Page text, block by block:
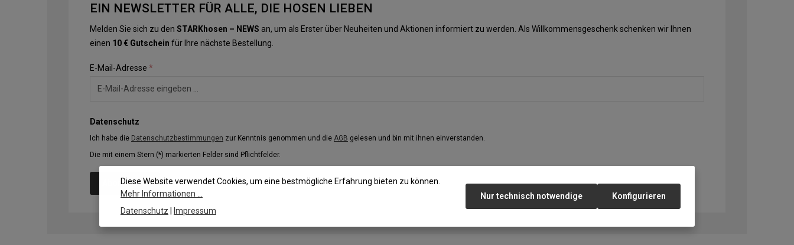
EIN NEWSLETTER FÜR ALLE, DIE HOSEN LIEBEN
Melden Sie sich zu den STARKhosen – NEWS an, um als Erster über Neuheiten und Aktionen informiert zu werden. Als Willkommensgeschenk schenken wir Ihnen
einen 10 € Gutschein für Ihre nächste Bestellung.
E-Mail-Adresse *
Datenschutz
Ich habe die Datenschutzbestimmungen zur Kenntnis genommen und die AGB gelesen und bin mit ihnen einverstanden.
Die mit einem Stern (*) markierten Felder sind Pflichtfelder.
Abonnieren
Diese Website verwendet Cookies, um eine bestmögliche Erfahrung bieten zu können.
Mehr Informationen ...
Datenschutz
Impressum
Nur technisch notwendige Konfigurieren